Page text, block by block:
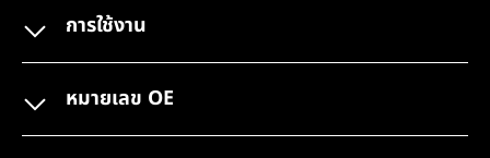
การใช้งาน
หมายเลข OE